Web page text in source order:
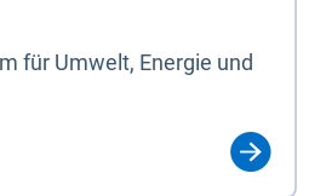
für Umwelt, Energie und